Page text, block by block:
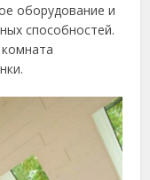
оборудование и
способностей.